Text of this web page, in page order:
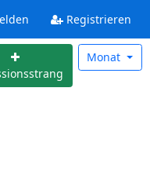
Registrieren
Monat